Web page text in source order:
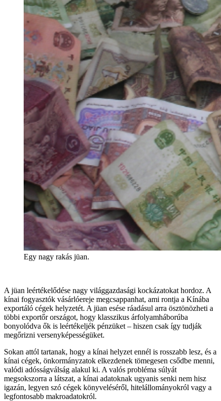
Egy nagy rakás jüan.
A jüan leértékelődése nagy világgazdasági kockázatokat hordoz. A
kínai fogyasztók vásárlóereje megcsappanhat, ami rontja a Kínába
exportáló cégek helyzetét. A jüan esése ráadásul arra ösztönözheti a
többi exportőr országot, hogy klasszikus árfolyamháborúba
bonyolódva ők is leértékeljék pénzüket – hiszen csak így tudják
megőrizni versenyképességüket.
Sokan attól tartanak, hogy a kínai helyzet ennél is rosszabb lesz, és a
kínai cégek, önkormányzatok elkezdenek tömegesen csődbe menni,
valódi adósságválság alakul ki. A valós probléma súlyát
megsokszorra a látszat, a kínai adatoknak ugyanis senki nem hisz
igazán, legyen szó cégek könyveléséről, hitelállományokról vagy a
legfontosabb makroadatokról.